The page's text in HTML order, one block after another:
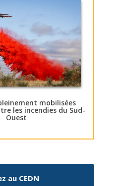
mobilisées
les incendies du Sud-
Ouest
au CEDN